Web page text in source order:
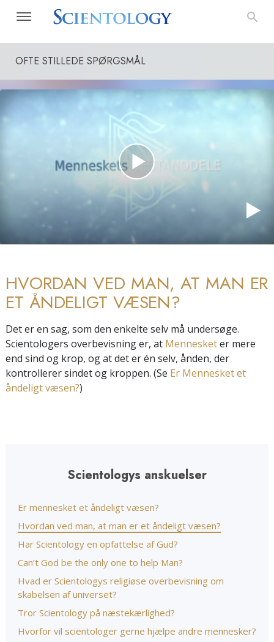
OFTE STILLEDE SPØRGSMÅL
HVORDAN VED MAN, AT MAN ER
ET ÅNDELIGT VÆSEN?
Det er en sag, som den enkelte selv må undersøge.
Scientologers overbevisning er, at Mennesketer mere
end sind og krop, og at det er én selv, ånden, der
kontrollerer sindet og kroppen. (Se Er Mennesket et
åndeligt væsen?)
Scientologys anskuelser
Er mennesket et åndeligt væsen?
Hvordan ved man, at man er et åndeligt væsen?
Har Scientology en opfattelse af Gud?
Can’t God be the only one to help Man?
Hvad er Scientologys religiøse overbevisning om
skabelsen af universet?
Tror Scientology på næstekærlighed?
Hvorfor vil scientologer gerne hjælpe andre mennesker?